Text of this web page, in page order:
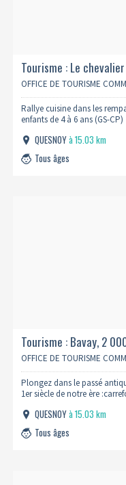
Tourisme : Le
OFFICE DE TOURISME
Rallye cuisine dans les
enfants de 4 à 6 ans (GS-CP)
QUESNOYà 15.03 km
Tous âges
Tourisme : Bavay, 2
OFFICE DE TOURISME
Plongez dans le passé
1er siècle de notre ère
QUESNOYà 15.03 km
Tous âges